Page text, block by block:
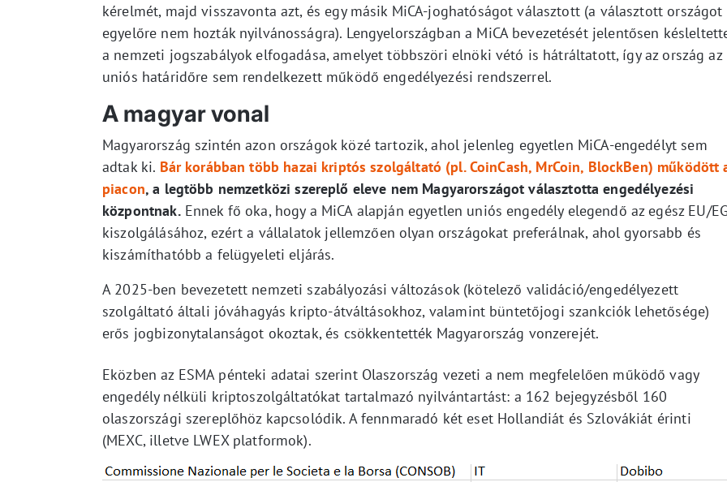
kérelmét, majd visszavonta azt, és egy másik MiCA-joghatóságot választott (a választott országot
egyelőre nem hozták nyilvánosságra). Lengyelországban a MiCA bevezetését jelentősen
a nemzeti jogszabályok elfogadása, amelyet többszöri elnöki vétó is hátráltatott, így az ország az
uniós határidőre sem rendelkezett működő engedélyezési rendszerrel.
A magyar vonal
Magyarország szintén azon országok közé tartozik, ahol jelenleg egyetlen MiCA-engedélyt sem
adtak ki. Bár korábban több hazai kriptós szolgáltató (pl. CoinCash, MrCoin, BlockBen) működött
piacon, a legtöbb nemzetközi szereplő eleve nem Magyarországot választotta engedélyezési
központnak.Ennek fő oka, hogy a MiCA alapján egyetlen uniós engedély elegendő az egész EU/
kiszolgálásához, ezért a vállalatok jellemzően olyan országokat preferálnak, ahol gyorsabb és
kiszámíthatóbb a felügyeleti eljárás.
A 2025-ben bevezetett nemzeti szabályozási változások (kötelező validáció/engedélyezett
szolgáltató általi jóváhagyás kripto-átváltásokhoz, valamint büntetőjogi szankciók lehetősége)
erős jogbizonytalanságot okoztak, és csökkentették Magyarország vonzerejét.
Eközben az ESMA pénteki adatai szerint Olaszország vezeti a nem megfelelően működő vagy
engedély nélküli kriptoszolgáltatókat tartalmazó nyilvántartást: a 162 bejegyzésből 160
olaszországi szereplőhöz kapcsolódik. A fennmaradó két eset Hollandiát és Szlovákiát érinti
(MEXC, illetve LWEX platformok).